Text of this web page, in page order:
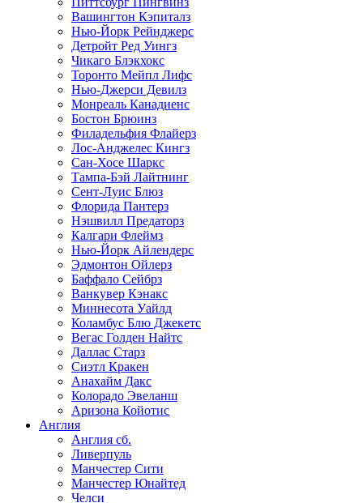
Вашингтон Кэпиталз
Нью-Йорк Рейнджерс
Детройт Ред Уингз
Чикаго Блэкхокс
Торонто Мейпл Лифс
Нью-Джерси Девилз
Монреаль Канадиенс
Бостон Брюинз
Филадельфия Флайерз
Лос-Анджелес Кингз
Сан-Хосе Шаркс
Тампа-Бэй Лайтнинг
Сент-Луис Блюз
Флорида Пантерз
Нэшвилл Предаторз
Калгари Флеймз
Нью-Йорк Айлендерс
Эдмонтон Ойлерз
Баффало Сейбрз
Ванкувер Кэнакс
Миннесота Уайлд
Коламбус Блю Джекетс
Вегас Голден Найтс
Даллас Старз
Сиэтл Кракен
Анахайм Дакс
Колорадо Эвеланш
Аризона Койотис
Англия
Англия сб.
Ливерпуль
Манчестер Сити
Манчестер Юнайтед
Челси